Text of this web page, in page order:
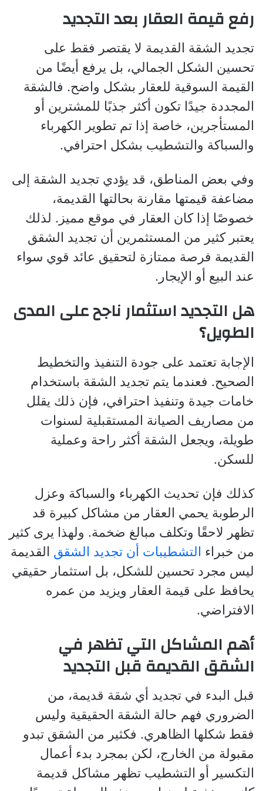
رفع قيمة العقار بعد التجديد
تجديد الشقة القديمة لا يقتصر فقط على
تحسين الشكل الجمالي، بل يرفع أيضًا من
القيمة السوقية للعقار بشكل واضح. فالشقة
المجددة جيدًا تكون أكثر جذبًا للمشترين أو
المستأجرين، خاصة إذا تم تطوير الكهرباء
والسباكة والتشطيب بشكل احترافي.
وفي بعض المناطق، قد يؤدي تجديد الشقة إلى
مضاعفة قيمتها مقارنة بحالتها القديمة،
خصوصًا إذا كان العقار في موقع مميز. لذلك
يعتبر كثير من المستثمرين أن تجديد الشقق
القديمة فرصة ممتازة لتحقيق عائد قوي سواء
عند البيع أو الإيجار.
هل التجديد استثمار ناجح على المدى
الطويل؟
الإجابة تعتمد على جودة التنفيذ والتخطيط
الصحيح. فعندما يتم تجديد الشقة باستخدام
خامات جيدة وتنفيذ احترافي، فإن ذلك يقلل
من مصاريف الصيانة المستقبلية لسنوات
طويلة، ويجعل الشقة أكثر راحة وعملية
للسكن.
كذلك فإن تحديث الكهرباء والسباكة وعزل
الرطوبة يحمي العقار من مشاكل كبيرة قد
تظهر لاحقًا وتكلف مبالغ ضخمة. ولهذا يرى كثير
من خبراء التشطيبات أن تجديد الشقق القديمة
ليس مجرد تحسين للشكل، بل استثمار حقيقي
يحافظ على قيمة العقار ويزيد من عمره
الافتراضي.
أهم المشاكل التي تظهر في
الشقق القديمة قبل التجديد
قبل البدء في تجديد أي شقة قديمة، من
الضروري فهم حالة الشقة الحقيقية وليس
فقط شكلها الظاهري. فكثير من الشقق تبدو
مقبولة من الخارج، لكن بمجرد بدء أعمال
التكسير أو التشطيب تظهر مشاكل قديمة